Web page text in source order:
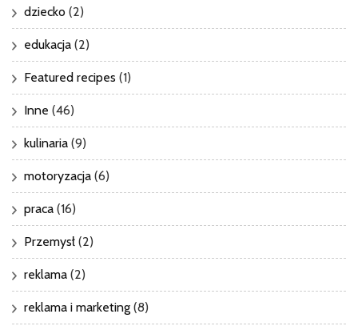
dziecko (2)
edukacja (2)
Featured recipes (1)
Inne (46)
kulinaria (9)
motoryzacja (6)
praca (16)
Przemysł (2)
reklama (2)
reklama i marketing (8)